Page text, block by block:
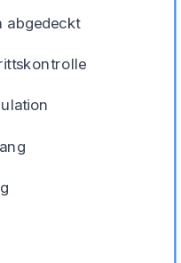
abgedeckt